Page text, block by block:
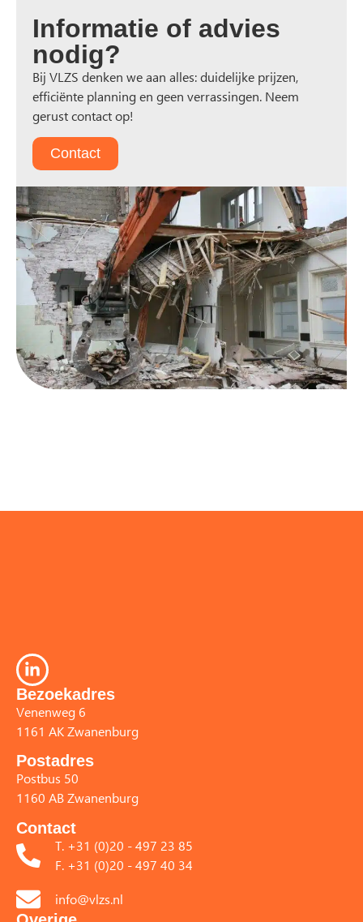
Informatie of advies
nodig?
Bij VLZS denken we aan alles: duidelijke prijzen,
efficiënte planning en geen verrassingen. Neem
gerust contact op!
Contact
Bezoekadres
Venenweg 6
1161 AK Zwanenburg
Postadres
Postbus 50
1160 AB Zwanenburg
Contact
T. +31 (0)20 - 497 23 85
F. +31 (0)20 - 497 40 34
info@vlzs.nl